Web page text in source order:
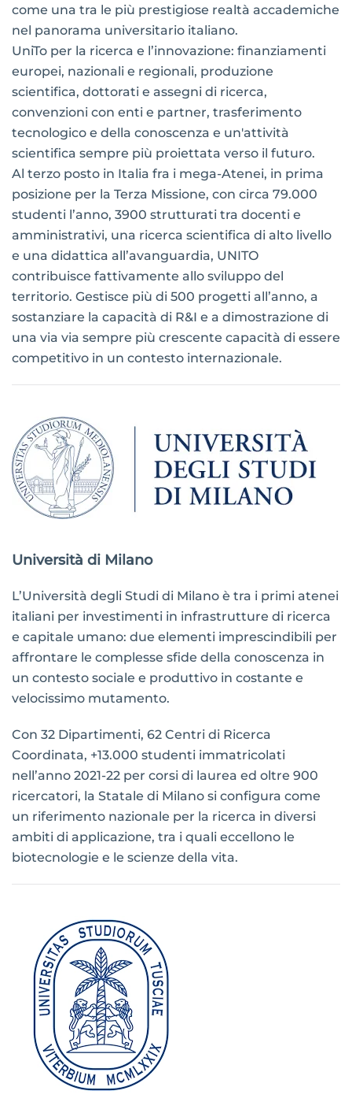
come una tra le più prestigiose realtà accademiche
nel panorama universitario italiano.
UniTo per la ricerca e l’innovazione: finanziamenti
europei, nazionali e regionali, produzione
scientifica, dottorati e assegni di ricerca,
convenzioni con enti e partner, trasferimento
tecnologico e della conoscenza e un'attività
scientifica sempre più proiettata verso il futuro.
Al terzo posto in Italia fra i mega-Atenei, in prima
posizione per la Terza Missione, con circa 79.000
studenti l’anno, 3900 strutturati tra docenti e
amministrativi, una ricerca scientifica di alto livello
e una didattica all’avanguardia, UNITO
contribuisce fattivamente allo sviluppo del
territorio. Gestisce più di 500 progetti all’anno, a
sostanziare la capacità di R&I e a dimostrazione di
una via via sempre più crescente capacità di essere
competitivo in un contesto internazionale.
Università di Milano
L’Università degli Studi di Milano è tra i primi atenei
italiani per investimenti in infrastrutture di ricerca
e capitale umano: due elementi imprescindibili per
affrontare le complesse sfide della conoscenza in
un contesto sociale e produttivo in costante e
velocissimo mutamento.
Con 32 Dipartimenti, 62 Centri di Ricerca
Coordinata, +13.000 studenti immatricolati
nell’anno 2021-22 per corsi di laurea ed oltre 900
ricercatori, la Statale di Milano si configura come
un riferimento nazionale per la ricerca in diversi
ambiti di applicazione, tra i quali eccellono le
biotecnologie e le scienze della vita.